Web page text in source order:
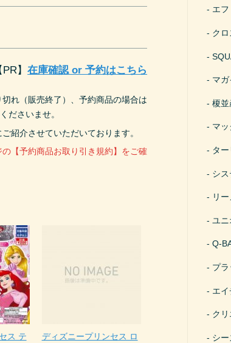
PR】在庫確認 or 予約はこちら
れ（販売終了）、予約商品の場合は
ださいませ。
紹介させていただいております。
【予約商品お取り引き規約】をご確
ス テ
ディズニープリンセス ロ
エフ
ク
マガ
榎
マ
タ
シ
リ
ユ
Q-
プラ
エ
ク
シ